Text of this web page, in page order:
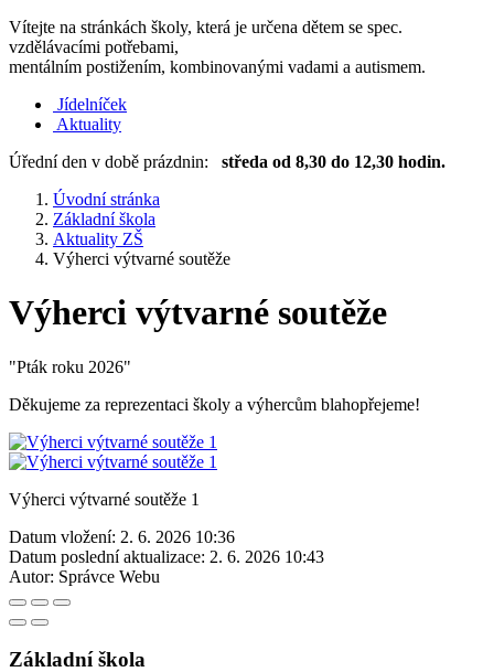
Vítejte na stránkách školy, která je určena dětem se spec.
vzdělávacími potřebami,
mentálním postižením, kombinovanými vadami a autismem.
Jídelníček
Aktuality
Úřední den v době prázdnin: středa od 8,30 do 12,30 hodin.
Úvodní stránka
Základní škola
Aktuality ZŠ
Výherci výtvarné soutěže
Výherci výtvarné soutěže
"Pták roku 2026"
Děkujeme za reprezentaci školy a výhercům blahopřejeme!
Výherci výtvarné soutěže 1
Datum vložení: 2. 6. 2026 10:36
Datum poslední aktualizace: 2. 6. 2026 10:43
Autor: Správce Webu
Základní škola